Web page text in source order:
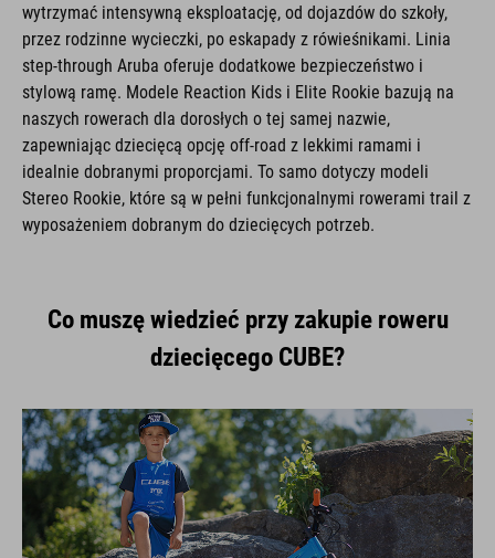
wytrzymać intensywną eksploatację, od dojazdów do szkoły,
przez rodzinne wycieczki, po eskapady z rówieśnikami. Linia
step-through Aruba oferuje dodatkowe bezpieczeństwo i
stylową ramę. Modele Reaction Kids i Elite Rookie bazują na
naszych rowerach dla dorosłych o tej samej nazwie,
zapewniając dziecięcą opcję off-road z lekkimi ramami i
idealnie dobranymi proporcjami. To samo dotyczy modeli
Stereo Rookie, które są w pełni funkcjonalnymi rowerami trail z
wyposażeniem dobranym do dziecięcych potrzeb.
Co muszę wiedzieć przy zakupie roweru
dziecięcego CUBE?